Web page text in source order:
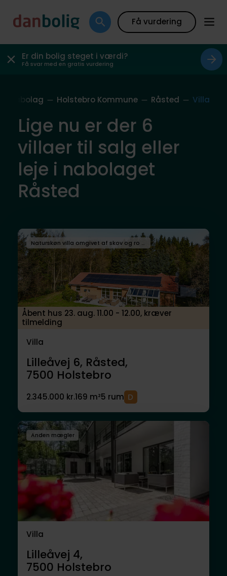
Få vurdering
Er din bolig steget i værdi?
Få svar med en gratis vurdering
Nabolag Holstebro Kommune Råsted Villa
Lige nu er der 6
villaer til salg eller
leje i nabolaget
Råsted
Naturskøn villa omgivet af skov og ro i Råsted
Åbent hus 23. aug. 11.00 - 12.00, kræver
tilmelding
Villa
Lilleåvej 6, Råsted,
7500 Holstebro
2.345.000 kr.169 m²5 rum
Anden mægler
Villa
Lilleåvej 4,
7500 Holstebro